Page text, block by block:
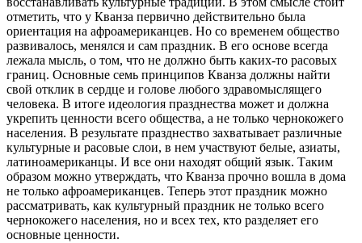
отметить, что у Кванза первично действительно была
ориентация на афроамериканцев. Но со временем общество
развивалось, менялся и сам праздник. В его основе всегда
лежала мысль, о том, что не должно быть каких-то расовых
границ. Основные семь принципов Кванза должны найти
свой отклик в сердце и голове любого здравомыслящего
человека. В итоге идеология празднества может и должна
укрепить ценности всего общества, а не только чернокожего
населения. В результате празднество захватывает различные
культурные и расовые слои, в нем участвуют белые, азиаты,
латиноамериканцы. И все они находят общий язык. Таким
образом можно утверждать, что Кванза прочно вошла в дома
не только афроамериканцев. Теперь этот праздник можно
рассматривать, как культурный праздник не только всего
чернокожего населения, но и всех тех, кто разделяет его
основные ценности.